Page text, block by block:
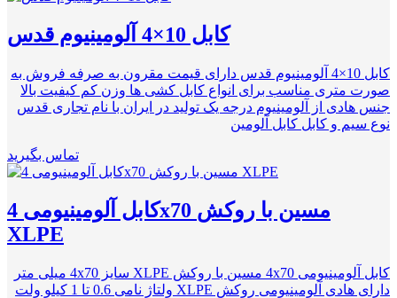
کابل 10×4 آلومینیوم قدس
کابل 10×4 آلومینیوم قدس دارای قیمت مقرون به صرفه فروش به
صورت متری مناسب برای انواع کابل کشی ها وزن کم کیفیت بالا
جنس هادی از آلومینیوم درجه یک تولید در ایران با نام تجاری قدس
نوع سیم و کابل کابل آلومین
تماس بگیرید
کابل آلومینیومی 4x70 مسین با روکش
XLPE
کابل آلومینیومی 4x70 مسین با روکش XLPE سایز 4x70 میلی متر
دارای هادی آلومینیومی روکش XLPE ولتاژ نامی 0.6 تا 1 کیلو ولت